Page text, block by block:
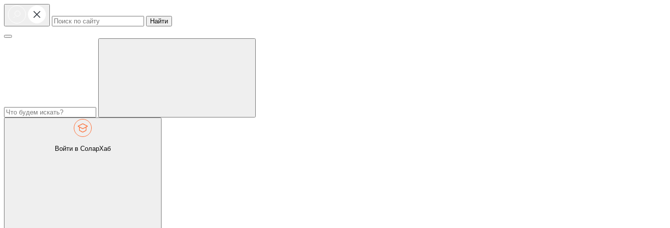
Найти
Войти в СоларХаб